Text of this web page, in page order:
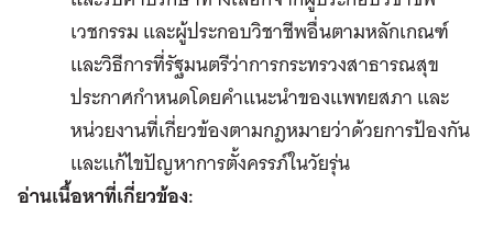
เวชกรรม และผู้ประกอบวิชาชีพอื่นตามหลักเกณฑ์
และวิธีการที่รัฐมนตรีว่าการกระทรวงสาธารณสุข
ประกาศกำหนดโดยคำแนะนำของแพทยสภา และ
หน่วยงานที่เกี่ยวข้องตามกฎหมายว่าด้วยการป้องกัน
และแก้ไขปัญหาการตั้งครรภ์ในวัยรุ่น
อ่านเนื้อหาที่เกี่ยวข้อง: